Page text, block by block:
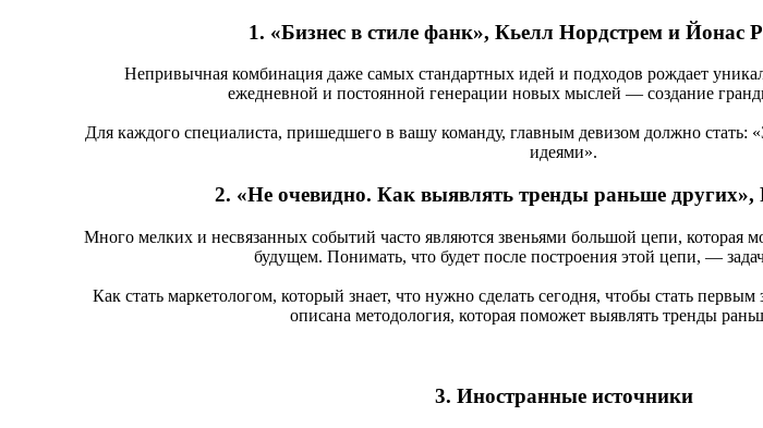
1. «Бизнес в стиле фанк», Кьелл Нордстрем и Йонас
Непривычная комбинация даже самых стандартных идей и подходов рождает
ежедневной и постоянной генерации новых мыслей — создание
Для каждого специалиста, пришедшего в вашу команду, главным девизом должно стать:
идеями».
2. «Не очевидно. Как выявлять тренды раньше других»,
Много мелких и несвязанных событий часто являются звеньями большой цепи, которая
будущем. Понимать, что будет после построения этой цепи, —
Как стать маркетологом, который знает, что нужно сделать сегодня, чтобы стать
описана методология, которая поможет выявлять тренды
3. Иностранные источники